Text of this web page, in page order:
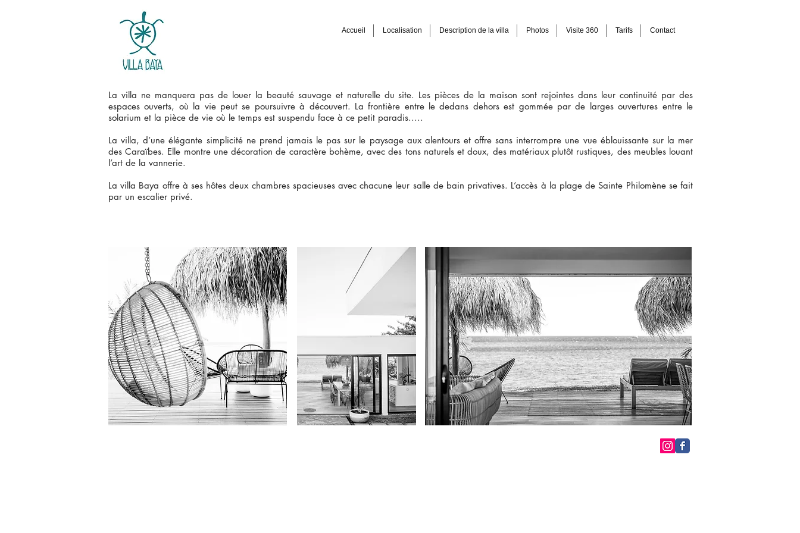
Accueil Localisation Description de la villa Photos Visite 360 Tarifs Contact
La villa ne manquera pas de louer la beauté sauvage et naturelle du site. Les pièces de la maison sont rejointes dans leur continuité par des
espaces ouverts, où la vie peut se poursuivre à découvert. La frontière entre le dedans dehors est gommée par de larges ouvertures entre le
solarium et la pièce de vie où le temps est suspendu face à ce petit paradis.....
La villa, d’une élégante simplicité ne prend jamais le pas sur le paysage aux alentours et offre sans interrompre une vue éblouissante sur la mer
des Caraïbes. Elle montre une décoration de caractère bohème, avec des tons naturels et doux, des matériaux plutôt rustiques, des meubles louant
l’art de la vannerie.
La villa Baya offre à ses hôtes deux chambres spacieuses avec chacune leur salle de bain privatives. L’accès à la plage de Sainte Philomène se fait
par un escalier privé.